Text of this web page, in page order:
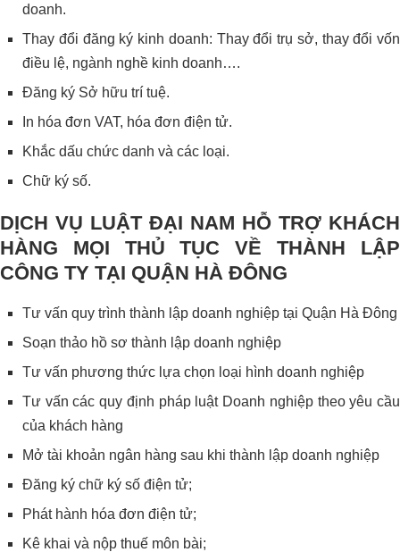
doanh.
Thay đổi đăng ký kinh doanh: Thay đổi trụ sở, thay đổi vốn
điều lệ, ngành nghề kinh doanh….
Đăng ký Sở hữu trí tuệ.
In hóa đơn VAT, hóa đơn điện tử.
Khắc dấu chức danh và các loại.
Chữ ký số.
DỊCH VỤ LUẬT ĐẠI NAM HỖ TRỢ KHÁCH
HÀNG MỌI THỦ TỤC VỀ THÀNH LẬP
CÔNG TY TẠI QUẬN HÀ ĐÔNG
Tư vấn quy trình thành lập doanh nghiệp tại Quận Hà Đông
Soạn thảo hồ sơ thành lập doanh nghiệp
Tư vấn phương thức lựa chọn loại hình doanh nghiệp
Tư vấn các quy định pháp luật Doanh nghiệp theo yêu cầu
của khách hàng
Mở tài khoản ngân hàng sau khi thành lập doanh nghiệp
Đăng ký chữ ký số điện tử;
Phát hành hóa đơn điện tử;
Kê khai và nộp thuế môn bài;